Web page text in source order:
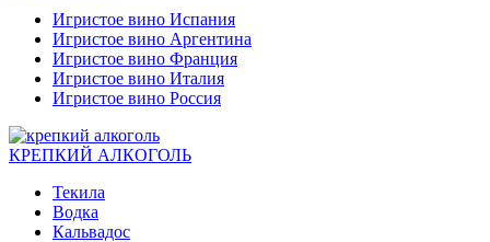
Игристое вино Испания
Игристое вино Аргентина
Игристое вино Франция
Игристое вино Италия
Игристое вино Россия
КРЕПКИЙ АЛКОГОЛЬ
Текила
Водка
Кальвадос